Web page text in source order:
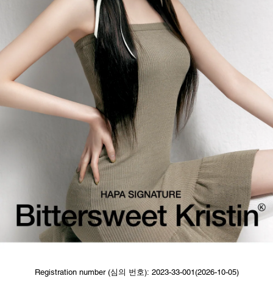
Registration number (심의 번호): 2023-33-001(2026-10-05)